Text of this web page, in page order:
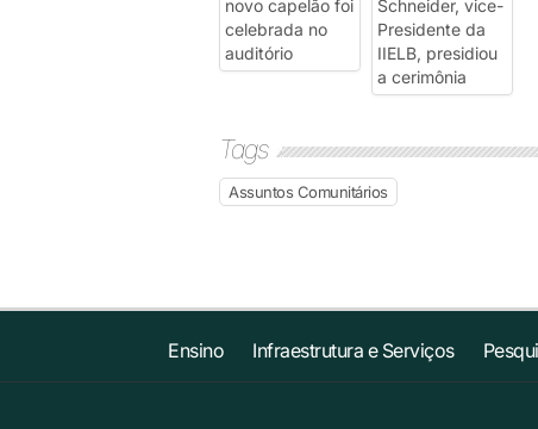
Tags
Assuntos Comunitários
Ensino Infraestrutura e Serviços